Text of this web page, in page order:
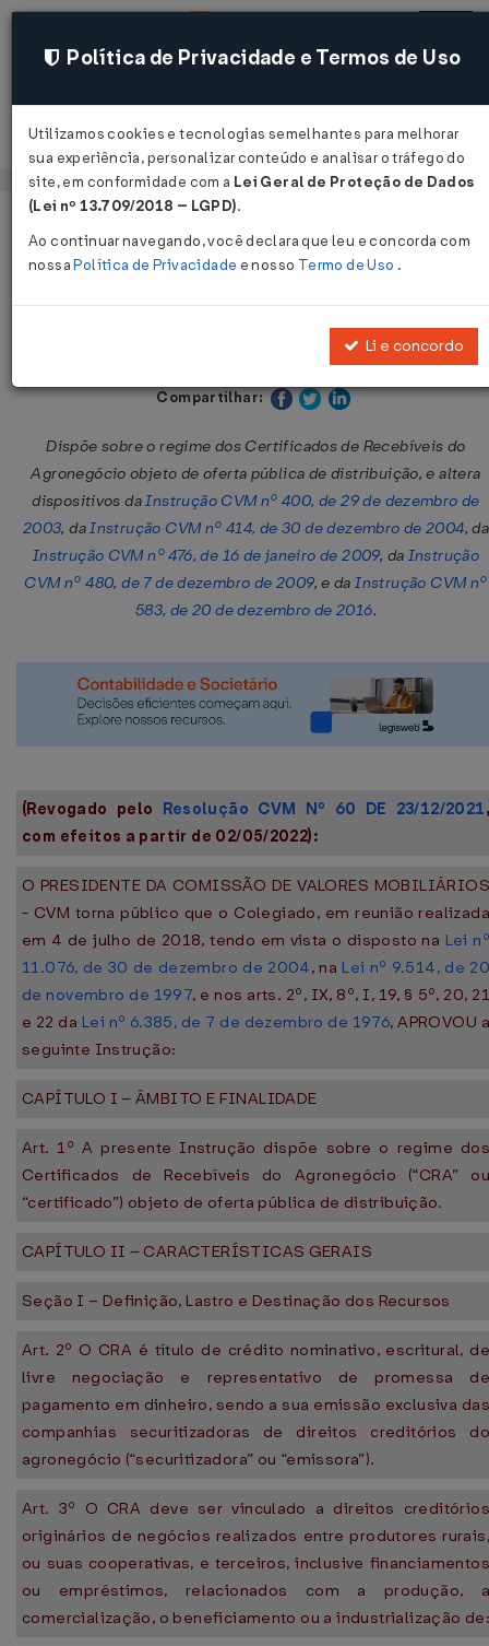
Acessar
01/08/2018
Publicado no DOU em 1 ago 2018
Compartilhar:
Dispõe sobre o regime dos Certificados de Recebíveis do
Agronegócio objeto de oferta pública de distribuição, e altera
dispositivos daInstrução CVM nº 400, de 29 de dezembro de
2003, daInstrução CVM nº 414, de 30 de dezembro de 2004, da
Instrução CVM nº 476, de 16 de janeiro de 2009, da Instrução
CVM nº 480, de 7 de dezembro de 2009, e daInstrução CVM nº
583, de 20 de dezembro de 2016.
(Revogado pelo Resolução CVM Nº 60 DE 23/12/2021,
com efeitos a partir de 02/05/2022):
O PRESIDENTE DA COMISSÃO DE VALORES MOBILIÁRIOS
- CVM torna público que o Colegiado, em reunião realizada
em 4 de julho de 2018, tendo em vista o disposto na Lei
11.076, de 30 de dezembro de 2004, na Lei nº 9.514, de 20
de novembro de 1997, e nos arts. 2º, IX, 8º, I, 19, § 5º, 20, 21
e 22 da Lei nº 6.385, de 7 de dezembro de 1976, APROVOU a
seguinte Instrução:
CAPÍTULO I – ÂMBITO E FINALIDADE
Art. 1º A presente Instrução dispõe sobre o regime dos
Certificados de Recebíveis do Agronegócio (“CRA” ou
“certificado”) objeto de oferta pública de distribuição.
CAPÍTULO II – CARACTERÍSTICAS GERAIS
Seção I – Definição, Lastro e Destinação dos Recursos
Art. 2º O CRA é título de crédito nominativo, escritural, de
livre negociação e representativo de promessa de
pagamento em dinheiro, sendo a sua emissão exclusiva das
companhias securitizadoras de direitos creditórios do
agronegócio (“securitizadora” ou “emissora”).
Art. 3º O CRA deve ser vinculado a direitos creditórios
originários de negócios realizados entre produtores rurais,
ou suas cooperativas, e terceiros, inclusive financiamentos
ou empréstimos, relacionados com a produção, a
comercialização, o beneficiamento ou a industrialização
Política de Privacidade e Termos de Uso
Utilizamos cookies e tecnologias semelhantes para melhorar
sua experiência, personalizar conteúdo e analisar o tráfego do
site, em conformidade com a Lei Geral de Proteção de Dados
(Lei nº 13.709/2018 – LGPD).
Ao continuar navegando, você declara que leu e concorda com
nossaPolítica de Privacidade e nosso Termo de Uso .
Li e concordo